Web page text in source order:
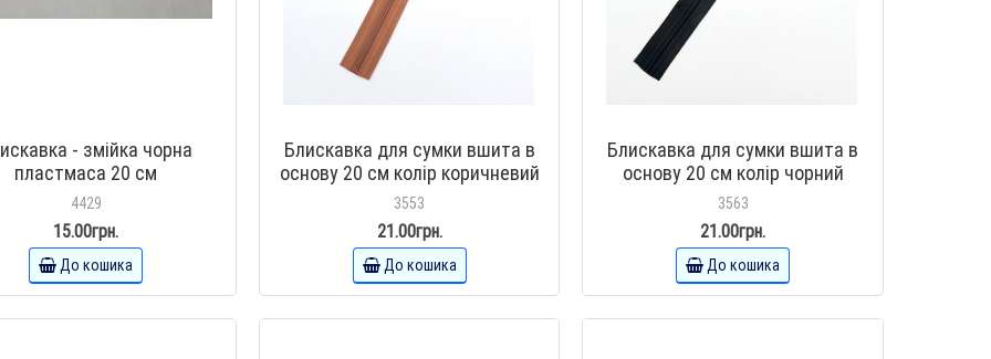
- змійка чорна
пластмаса 20 см
4429
15.00грн.
До кошика
Блискавка для сумки вшита в
основу 20 см колір коричневий
3553
21.00грн.
До кошика
Блискавка для сумки вшита в
основу 20 см колір чорний
3563
21.00грн.
До кошика